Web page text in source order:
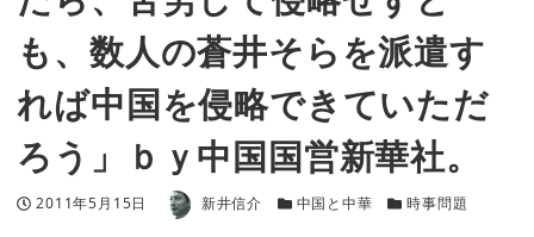
も、数人の蒼井そらを派遣す
れば中国を侵略できていただ
ろう」ｂｙ中国国営新華社。
投稿日
2011年5月15日 著者 新井信介 カテゴリー
中国と中華 カテゴリー
時事問題